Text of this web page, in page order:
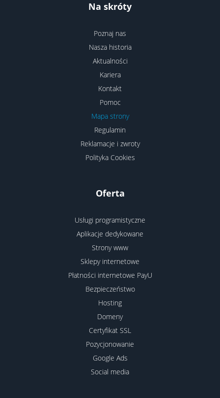
Na skróty
Poznaj nas
Nasza historia
Aktualności
Kariera
Kontakt
Pomoc
Mapa strony
Regulamin
Reklamacje i zwroty
Polityka Cookies
Oferta
Usługi programistyczne
Aplikacje dedykowane
Strony www
Sklepy internetowe
Płatności internetowe PayU
Bezpieczeństwo
Hosting
Domeny
Certyfikat SSL
Pozycjonowanie
Google Ads
Social media